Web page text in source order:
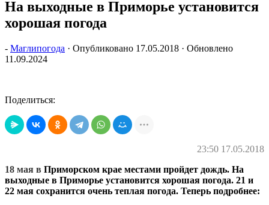
На выходные в Приморье установится
хорошая погода
- Маглипогода · Опубликовано 17.05.2018 · Обновлено
11.09.2024
Поделиться:
23:50 17.05.2018
18 мая в Приморском крае местами пройдет дождь. На
выходные в Приморье установится хорошая погода. 21 и
22 мая сохранится очень теплая погода. Теперь подробнее: